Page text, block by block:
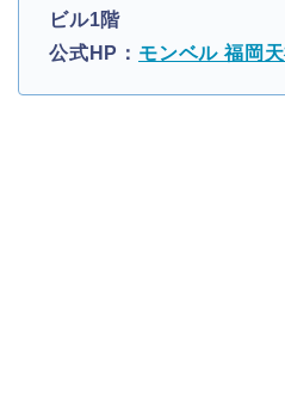
ビル1階
公式HP： モンベル 福岡